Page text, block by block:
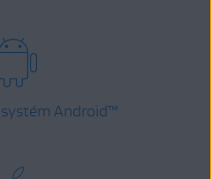
Android™